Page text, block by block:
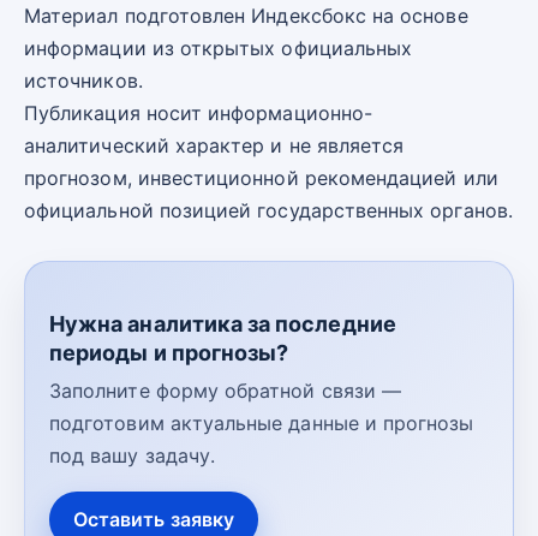
Материал подготовлен Индексбокс на основе
информации из открытых официальных
источников.
Публикация носит информационно-
аналитический характер и не является
прогнозом, инвестиционной рекомендацией или
официальной позицией государственных органов.
Нужна аналитика за последние
периоды и прогнозы?
Заполните форму обратной связи —
подготовим актуальные данные и прогнозы
под вашу задачу.
Оставить заявку